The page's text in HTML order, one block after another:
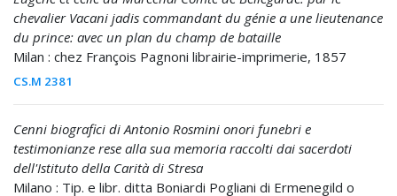
chevalier Vacani jadis commandant du génie a une lieutenance
du prince: avec un plan du champ de bataille
Milan : chez François Pagnoni librairie-imprimerie, 1857
CS.M 2381
Cenni biografici di Antonio Rosmini onori funebri e
testimonianze rese alla sua memoria raccolti dai sacerdoti
dell'Istituto della Carità di Stresa
Milano : Tip. e libr. ditta Boniardi Pogliani di Ermenegild o